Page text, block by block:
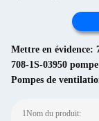
Mettre en évidence:
708-1S-03950
Pompes de
1Nom du produit: